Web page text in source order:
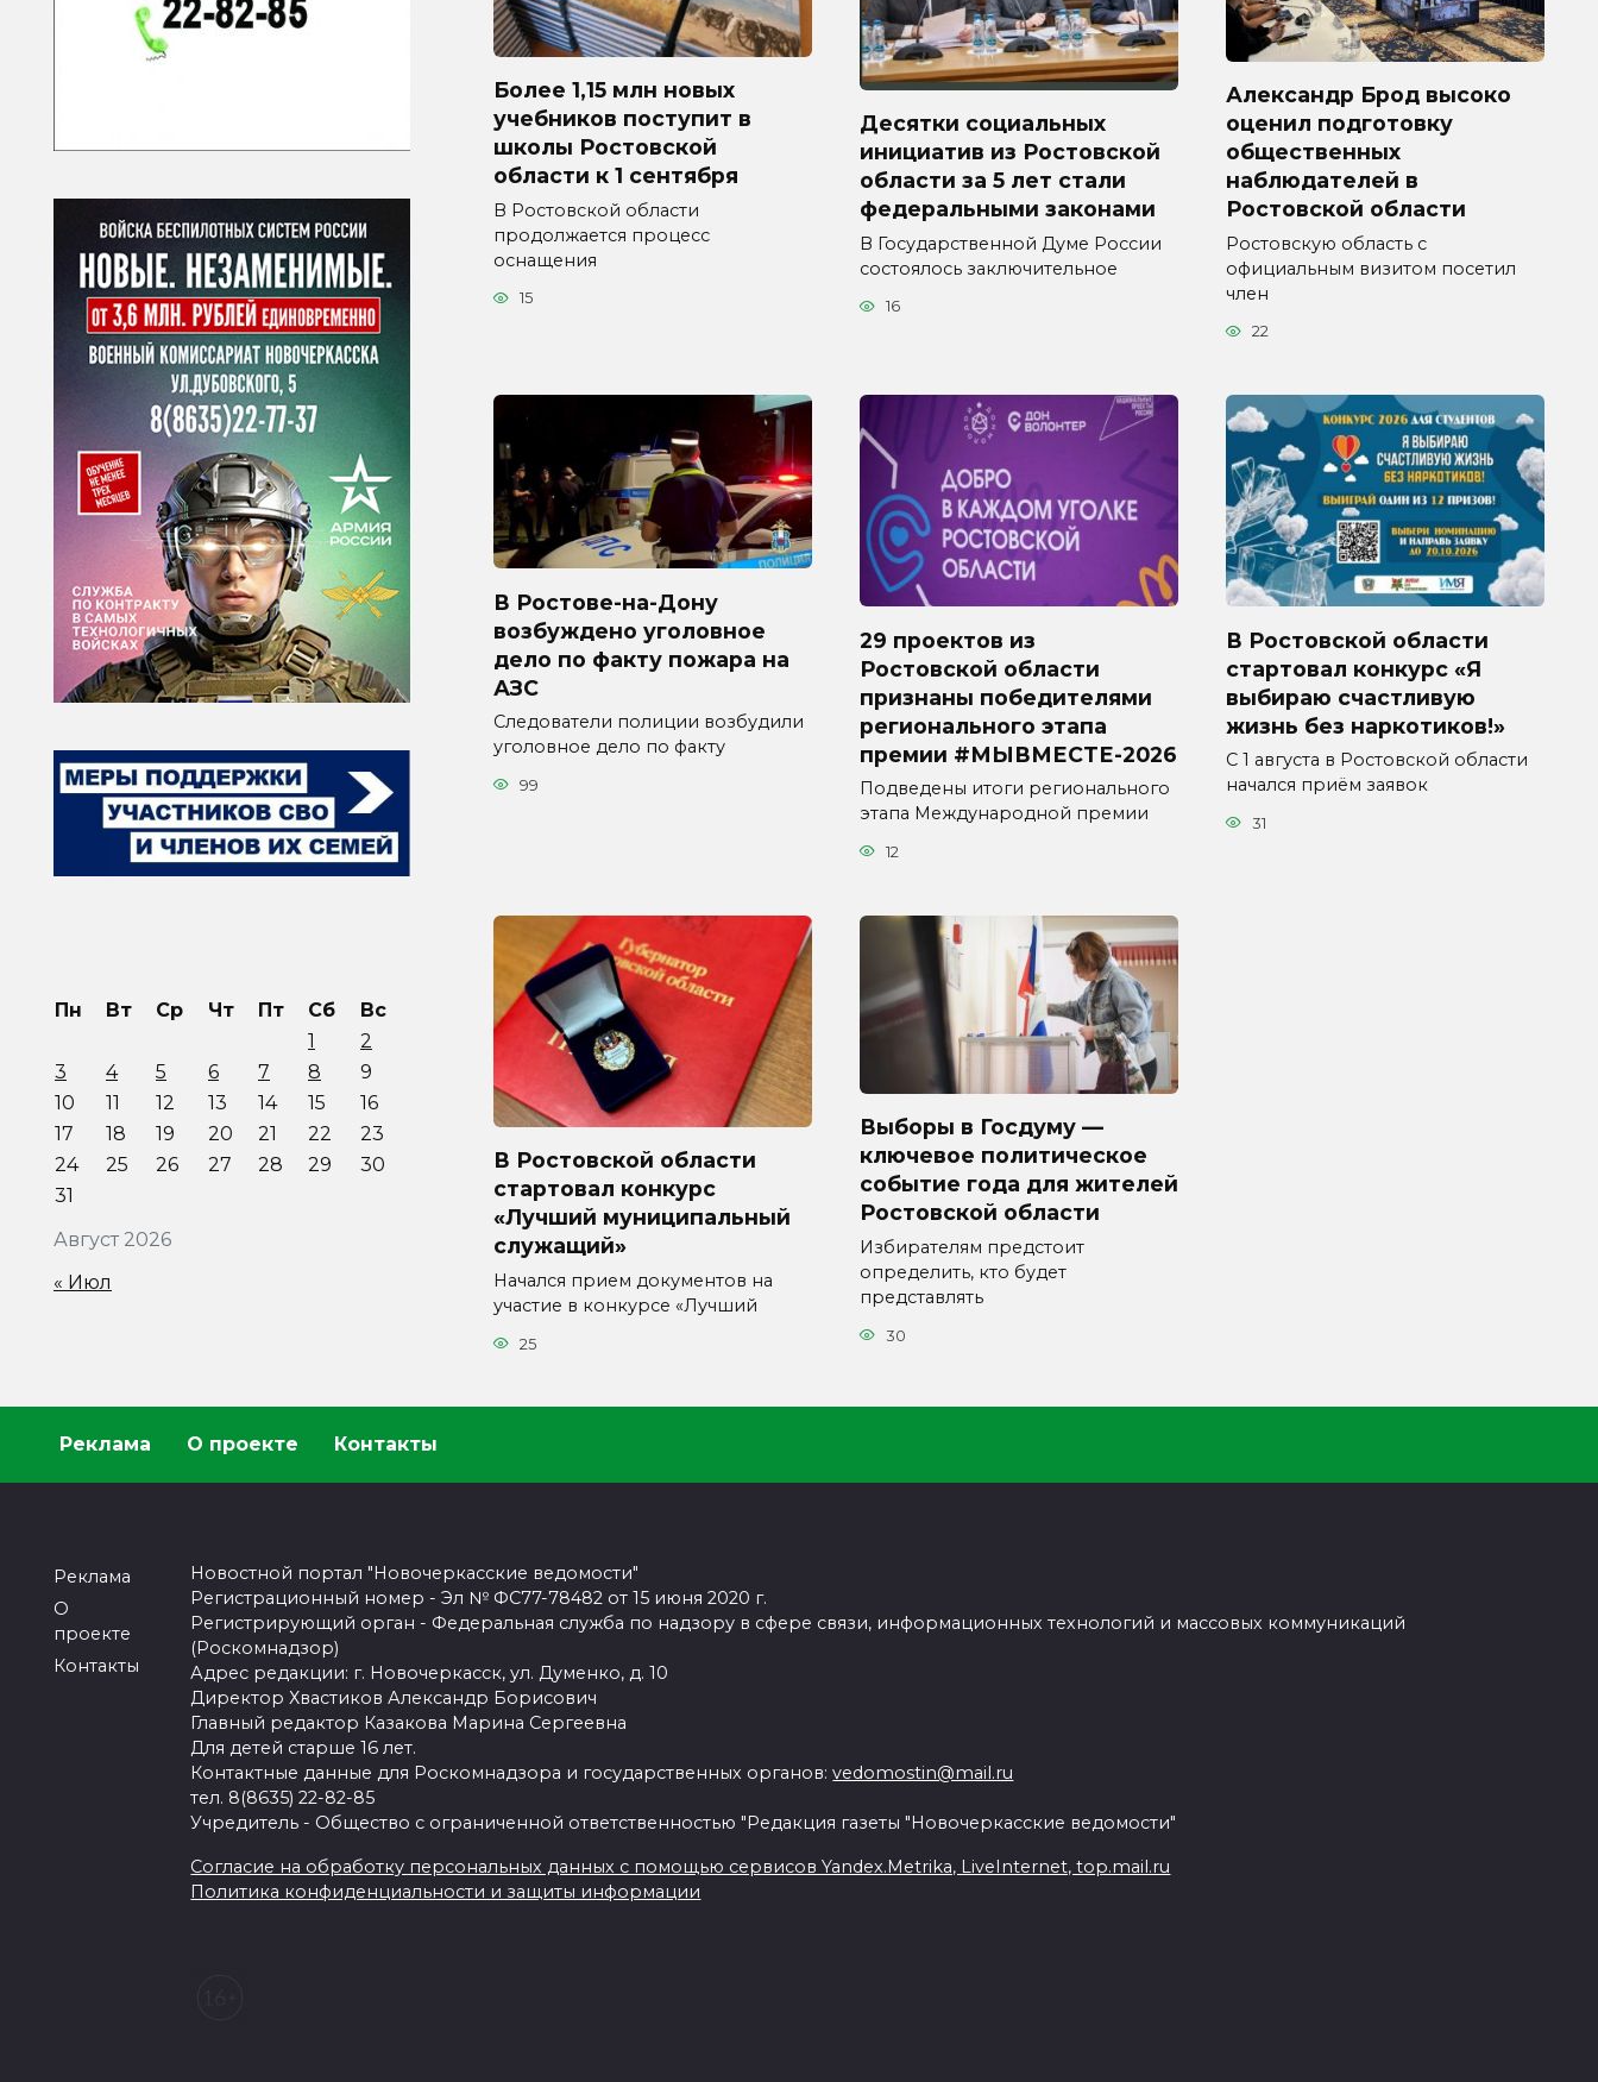
Более 1,15 млн новых
учебников поступит в
школы Ростовской
области к 1 сентября
В Ростовской области
продолжается процесс
оснащения
15
Десятки социальных
инициатив из Ростовской
области за 5 лет стали
федеральными законами
В Государственной Думе России
состоялось заключительное
16
Александр Брод высоко
оценил подготовку
общественных
наблюдателей в
Ростовской области
Ростовскую область с
официальным визитом посетил
член
22
В Ростове-на-Дону
возбуждено уголовное
дело по факту пожара на
АЗС
Следователи полиции возбудили
уголовное дело по факту
99
29 проектов из
Ростовской области
признаны победителями
регионального этапа
премии #МЫВМЕСТЕ-2026
Подведены итоги регионального
этапа Международной премии
12
В Ростовской области
стартовал конкурс «Я
выбираю счастливую
жизнь без наркотиков!»
С 1 августа в Ростовской области
начался приём заявок
31
В Ростовской области
стартовал конкурс
«Лучший муниципальный
служащий»
Начался прием документов на
участие в конкурсе «Лучший
25
Выборы в Госдуму —
ключевое политическое
событие года для жителей
Ростовской области
Избирателям предстоит
определить, кто будет
представлять
30
Август 2026
Пн Вт Ср Чт Пт Сб
Вс
1
2
3
4 5 6 7 8
9
10
11 12 13 14 15
16
17
18 19 20 21 22
23
24
25 26 27 28 29
30
31
« Июл
Реклама О проекте Контакты
Реклама
О
проекте
Контакты
Новостной портал "Новочеркасские ведомости"
Регистрационный номер - Эл № ФС77-78482 от 15 июня 2020 г.
Регистрирующий орган - Федеральная служба по надзору в сфере связи, информационных технологий и массовых коммуникаций
(Роскомнадзор)
Адрес редакции: г. Новочеркасск, ул. Думенко, д. 10
Директор Хвастиков Александр Борисович
Главный редактор Казакова Марина Сергеевна
Для детей старше 16 лет.
Контактные данные для Роскомнадзора и государственных органов:vedomostin@mail.ru
тел. 8(8635) 22-82-85
Учредитель - Общество с ограниченной ответственностью "Редакция газеты "Новочеркасские ведомости"
Согласие на обработку персональных данных с помощью сервисов Yandex.Metrika, LiveInternet, top.mail.ru
Политика конфиденциальности и защиты информации